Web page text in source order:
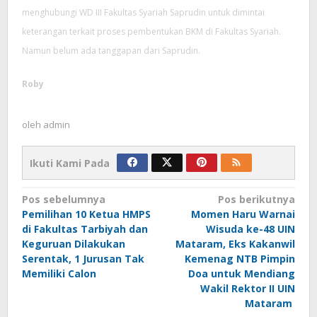
menghubungi WD III Fakultas Syariah Saprudin untuk dimintai
keterangan terkait proses pembentukan BKM di Fakultas Syariah.
Namun belum ada tanggapan dari Saprudin.
Roby
oleh admin
Ikuti Kami Pada
Navigasi
pos
Pos sebelumnya
Pemilihan 10 Ketua HMPS
di Fakultas Tarbiyah dan
Keguruan Dilakukan
Serentak, 1 Jurusan Tak
Memiliki Calon
Pos berikutnya
Momen Haru Warnai
Wisuda ke-48 UIN
Mataram, Eks Kakanwil
Kemenag NTB Pimpin
Doa untuk Mendiang
Wakil Rektor II UIN
Mataram